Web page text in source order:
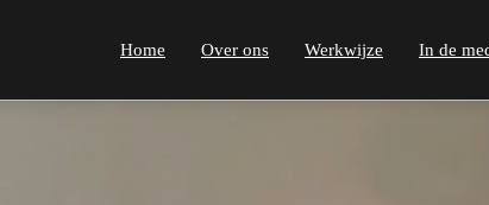
Home Over ons Werkwijze In de